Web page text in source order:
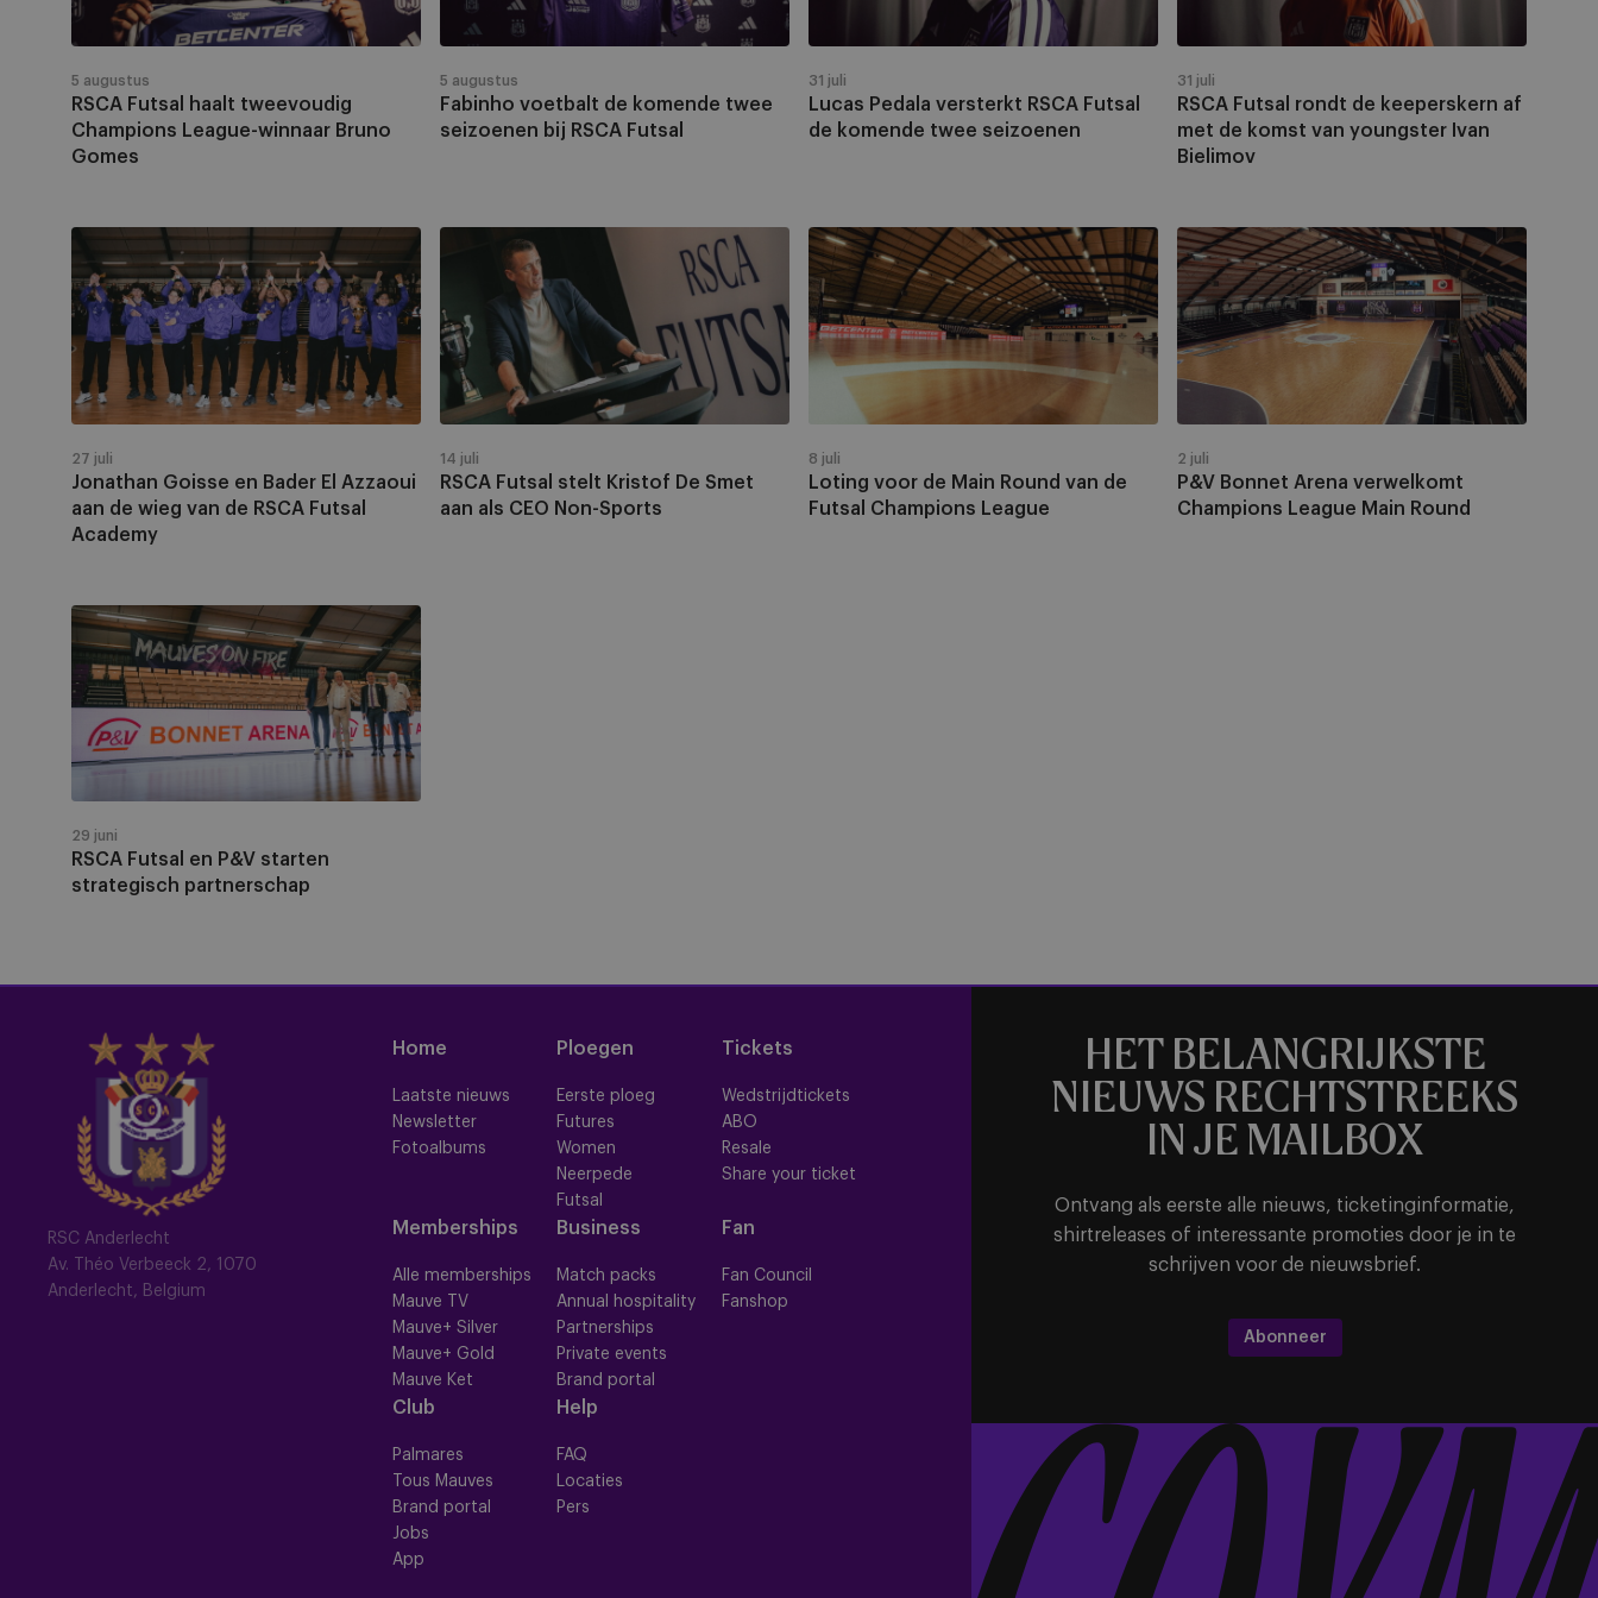
League-
winnaar
Gomes
RSCA Futsal haalt tweevoudig
Champions League-winnaar Bruno
Gomes
5 augustus
seizoenen
Futsal
Fabinho voetbalt de komende twee
seizoenen bij RSCA Futsal
5 augustus
seizoenen
Lucas Pedala versterkt RSCA Futsal
de komende twee seizoenen
31 juli
komst
van
youngster
RSCA Futsal rondt de keeperskern af
met de komst van youngster Ivan
Bielimov
31 juli
Jonathan
Goisse
en
Bader
El
Azzaoui
aan
wieg
de
Academy
Jonathan Goisse en Bader El Azzaoui
aan de wieg van de RSCA Futsal
Academy
27 juli
Kristof
De
Smet
aan
CEO
RSCA Futsal stelt Kristof De Smet
aan als CEO Non-Sports
14 juli
Loting
voor
de
Main
Round
Champions
League
Loting voor de Main Round van de
Futsal Champions League
8 juli
P&V
Bonnet
Arena
verwelkomt
Champions
League
P&V Bonnet Arena verwelkomt
Champions League Main Round
2 juli
RSCA
Futsal
en
P&V
starten
strategisch
RSCA Futsal en P&V starten
strategisch partnerschap
29 juni
RSC Anderlecht
Av. Théo Verbeeck 2, 1070
Anderlecht, Belgium
Home
Laatste nieuws
Newsletter
Fotoalbums
Ploegen
Eerste ploeg
Futures
Women
Neerpede
Futsal
Tickets
Wedstrijdtickets
ABO
Resale
Share your ticket
Memberships
Alle memberships
Mauve TV
Mauve+ Silver
Mauve+ Gold
Mauve Ket
Business
Match packs
Annual hospitality
Partnerships
Private events
Brand portal
Fan
Fan Council
Fanshop
Club
Palmares
Tous Mauves
Brand portal
Jobs
App
Help
FAQ
Locaties
Pers
HET BELANGRIJKSTE
NIEUWS RECHTSTREEKS
IN JE MAILBOX
Ontvang als eerste alle nieuws, ticketinginformatie,
shirtreleases of interessante promoties door je in te
schrijven voor de nieuwsbrief.
Abonneer